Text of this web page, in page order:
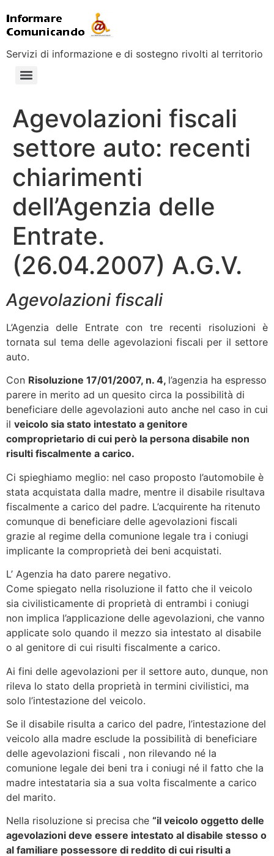
Servizi di informazione e di sostegno rivolti al territorio
Agevolazioni fiscali
settore auto: recenti
chiarimenti
dell’Agenzia delle
Entrate.
(26.04.2007) A.G.V.
Agevolazioni fiscali
L’Agenzia delle Entrate con tre recenti risoluzioni è
tornata sul tema delle agevolazioni fiscali per il settore
auto.
Con Risoluzione 17/01/2007, n. 4, l’agenzia ha espresso
parere in merito ad un quesito circa la possibilità di
beneficiare delle agevolazioni auto anche nel caso in cui
il veicolo sia stato intestato a genitore
comproprietario di cui però la persona disabile non
risulti fiscalmente a carico.
Ci spieghiamo meglio: nel caso proposto l’automobile è
stata acquistata dalla madre, mentre il disabile risultava
fiscalmente a carico del padre. L’acquirente ha ritenuto
comunque di beneficiare delle agevolazioni fiscali
grazie al regime della comunione legale tra i coniugi
implicante la comproprietà dei beni acquistati.
L’ Agenzia ha dato parere negativo.
Come spiegato nella risoluzione il fatto che il veicolo
sia civilisticamente di proprietà di entrambi i coniugi
non implica l’applicazione delle agevolazioni, che vanno
applicate solo quando il mezzo sia intestato al disabile
o al genitore di cui risulti fiscalmente a carico.
Ai fini delle agevolazioni per il settore auto, dunque, non
rileva lo stato della proprietà in termini civilistici, ma
solo l’intestazione del veicolo.
Se il disabile risulta a carico del padre, l’intestazione del
veicolo alla madre esclude la possibilità di beneficiare
delle agevolazioni fiscali , non rilevando né la
comunione legale dei beni tra i coniugi né il fatto che la
madre intestataria sia a sua volta fiscalmente a carico
del marito.
Nella risoluzione si precisa che “il veicolo oggetto delle
agevolazioni deve essere intestato al disabile stesso o
al familiare possessore di reddito di cui risulti a